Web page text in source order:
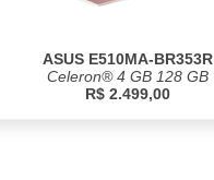
ASUS E510MA-BR353R
Celeron® 4 GB 128 GB
R$ 2.499,00